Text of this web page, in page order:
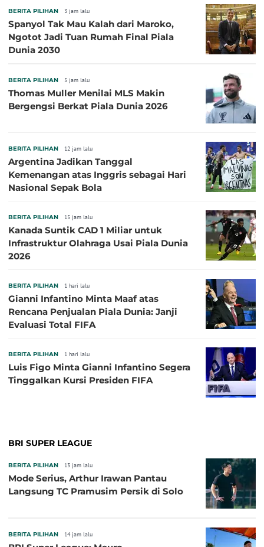
BERITA PILIHAN 3 jam lalu
Spanyol Tak Mau Kalah dari Maroko,
Ngotot Jadi Tuan Rumah Final Piala
Dunia 2030
BERITA PILIHAN 5 jam lalu
Thomas Muller Menilai MLS Makin
Bergengsi Berkat Piala Dunia 2026
BERITA PILIHAN 12 jam lalu
Argentina Jadikan Tanggal
Kemenangan atas Inggris sebagai Hari
Nasional Sepak Bola
BERITA PILIHAN 15 jam lalu
Kanada Suntik CAD 1 Miliar untuk
Infrastruktur Olahraga Usai Piala Dunia
2026
BERITA PILIHAN 1 hari lalu
Gianni Infantino Minta Maaf atas
Rencana Penjualan Piala Dunia: Janji
Evaluasi Total FIFA
BERITA PILIHAN 1 hari lalu
Luis Figo Minta Gianni Infantino Segera
Tinggalkan Kursi Presiden FIFA
BRI SUPER LEAGUE
BERITA PILIHAN 13 jam lalu
Mode Serius, Arthur Irawan Pantau
Langsung TC Pramusim Persik di Solo
BERITA PILIHAN 14 jam lalu